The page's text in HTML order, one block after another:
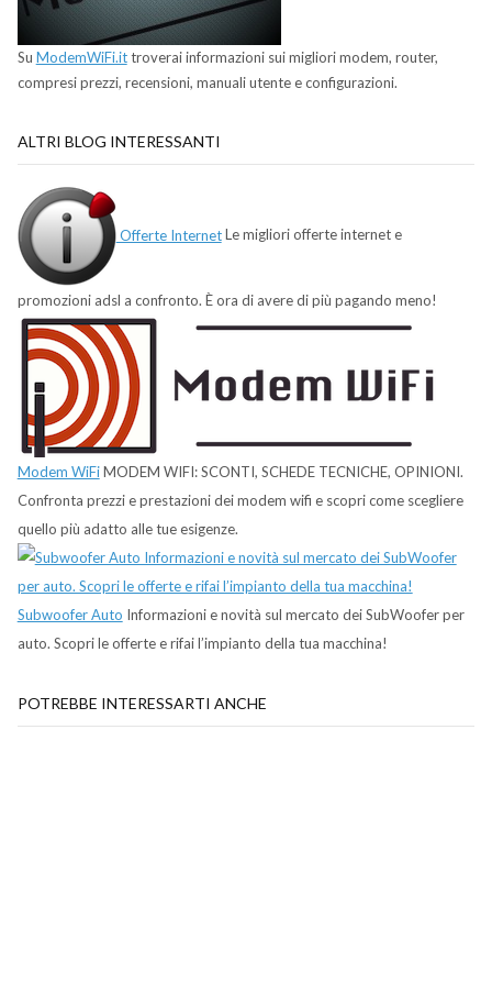
Su ModemWiFi.ittroverai informazioni sui migliori modem, router,
compresi prezzi, recensioni, manuali utente e configurazioni.
ALTRI BLOG INTERESSANTI
Offerte InternetLe migliori offerte internet e
promozioni adsl a confronto. È ora di avere di più pagando meno!
Modem WiFiMODEM WIFI: SCONTI, SCHEDE TECNICHE, OPINIONI.
Confronta prezzi e prestazioni dei modem wifi e scopri come scegliere
quello più adatto alle tue esigenze.
Subwoofer Auto Informazioni e novità sul mercato dei SubWoofer per
auto. Scopri le offerte e rifai l’impianto della tua macchina!
POTREBBE INTERESSARTI ANCHE